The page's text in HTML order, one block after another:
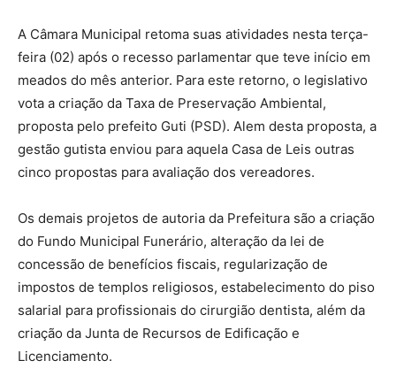
A Câmara Municipal retoma suas atividades nesta terça-
feira (02) após o recesso parlamentar que teve início em
meados do mês anterior. Para este retorno, o legislativo
vota a criação da Taxa de Preservação Ambiental,
proposta pelo prefeito Guti (PSD). Alem desta proposta, a
gestão gutista enviou para aquela Casa de Leis outras
cinco propostas para avaliação dos vereadores.
Os demais projetos de autoria da Prefeitura são a criação
do Fundo Municipal Funerário, alteração da lei de
concessão de benefícios fiscais, regularização de
impostos de templos religiosos, estabelecimento do piso
salarial para profissionais do cirurgião dentista, além da
criação da Junta de Recursos de Edificação e
Licenciamento.